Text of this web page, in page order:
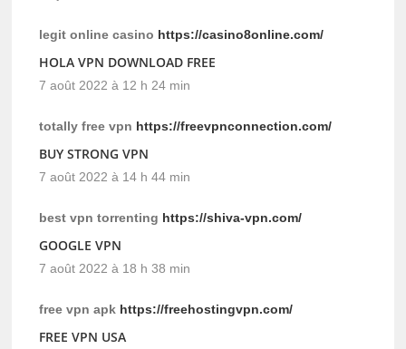
legit online casino https://casino8online.com/
HOLA VPN DOWNLOAD FREE
7 août 2022 à 12 h 24 min
totally free vpn https://freevpnconnection.com/
BUY STRONG VPN
7 août 2022 à 14 h 44 min
best vpn torrenting https://shiva-vpn.com/
GOOGLE VPN
7 août 2022 à 18 h 38 min
free vpn apk https://freehostingvpn.com/
FREE VPN USA